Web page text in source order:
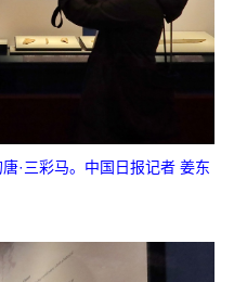
·三彩马。中国日报记者 姜东